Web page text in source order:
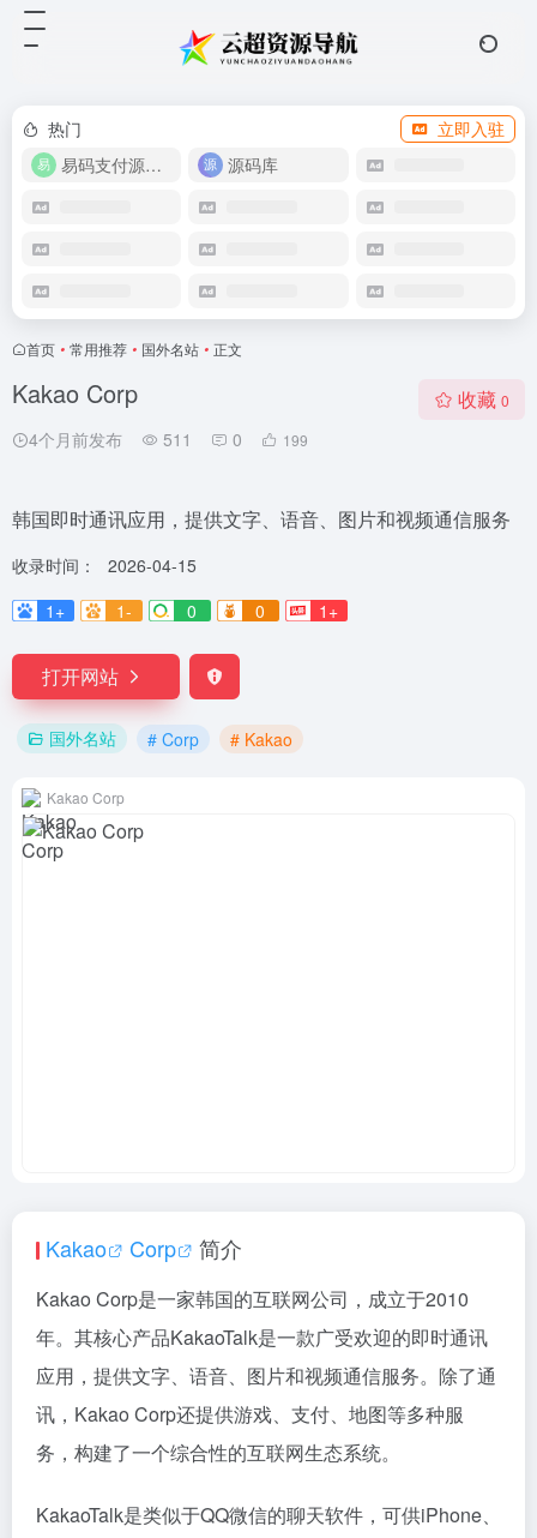
热门
立即入驻
易码支付源码下载
源码库
首页 • 常用推荐 • 国外名站 • 正文
Kakao Corp
4个月前发布 511 0 199
收藏 0
韩国即时通讯应用，提供文字、语音、图片和视频通信服务
收录时间：
2026-04-15
1+
1- 0 0 1+
打开网站
国外名站 # Corp # Kakao
Kakao Corp
Kakao Corp 简介
Kakao Corp是一家韩国的互联网公司，成立于2010
年。其核心产品KakaoTalk是一款广受欢迎的即时通讯
应用，提供文字、语音、图片和视频通信服务。除了通
讯，Kakao Corp还提供游戏、支付、地图等多种服
务，构建了一个综合性的互联网生态系统。
KakaoTalk是类似于QQ微信的聊天软件，可供iPhone、